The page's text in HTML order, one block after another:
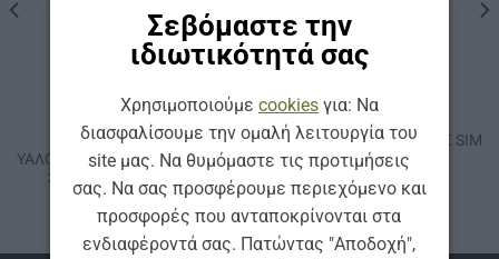
Σεβόμαστε την
ιδιωτικότητά σας
Χρησιμοποιούμε cookiesγια: Να
διασφαλίσουμε την ομαλή λειτουργία του
site μας. Να θυμόμαστε τις προτιμήσεις
σας. Να σας προσφέρουμε περιεχόμενο και
προσφορές που ανταποκρίνονται στα
ενδιαφέροντά σας. Πατώντας "Αποδοχή",
ΚΩΔ: AF-BMW3
ΥΑΛΟΚΑΘΑΡΙΣΤΉΡΕΣ
ΣΕΤ FLAT
ΥΑΛΟΚΑΘΑΡΙΣΤΗΡΩΝ ΓΙΑ ΒΜW
3 E90 (2005-2011) SIM
AEROFIT
ΚΩΔ: AF475
ΥΑΛΟΚΑΘΑΡΙΣΤΉΡΕΣ
FLAT ΥΑΛΟΚΑΘΑΡΙΣΤΗΡΑΣ SIM
AEROFIT 475 mm